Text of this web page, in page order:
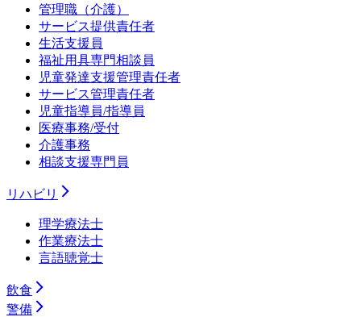
管理職（介護）
サービス提供責任者
生活支援員
福祉用具専門相談員
児童発達支援管理責任者
サービス管理責任者
児童指導員/指導員
医療事務/受付
介護事務
相談支援専門員
リハビリ
理学療法士
作業療法士
言語聴覚士
飲食
警備